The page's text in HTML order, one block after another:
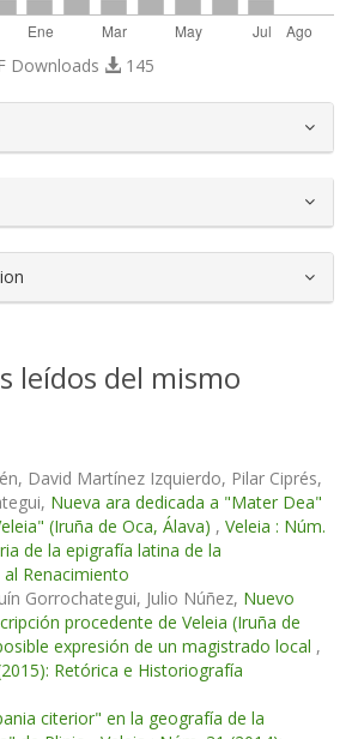
Downloads 145
leídos del mismo
David Martínez Izquierdo, Pilar Ciprés,
Nueva ara dedicada a "Mater Dea"
(Iruña de Oca, Álava) , Veleia : Núm.
de la epigrafía latina de la
Renacimiento
Gorrochategui, Julio Núñez, Nuevo
procedente de Veleia (Iruña de
expresión de un magistrado local ,
Retórica e Historiografía
citerior" en la geografía de la